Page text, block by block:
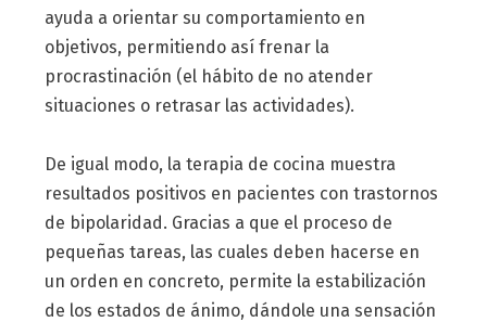
ayuda a orientar su comportamiento en
objetivos, permitiendo así frenar la
procrastinación (el hábito de no atender
situaciones o retrasar las actividades).
De igual modo, la terapia de cocina muestra
resultados positivos en pacientes con trastornos
de bipolaridad. Gracias a que el proceso de
pequeñas tareas, las cuales deben hacerse en
un orden en concreto, permite la estabilización
de los estados de ánimo, dándole una sensación